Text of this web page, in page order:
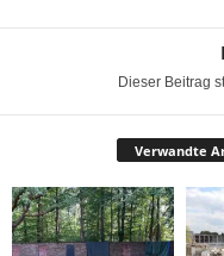
Dieser Beitrag
Verwandte